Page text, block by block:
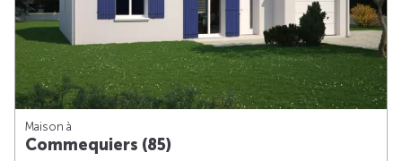
Maison à
Commequiers (85)